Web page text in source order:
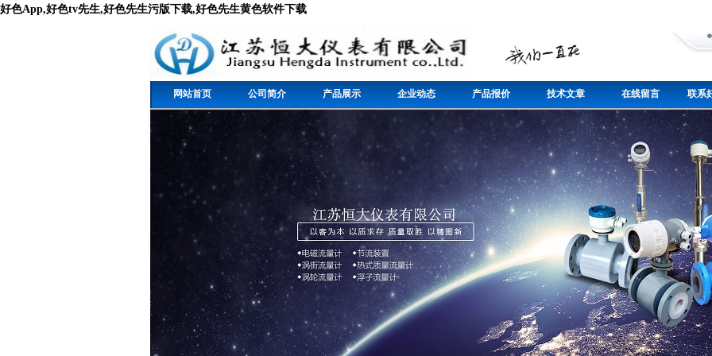
好色App,好色tv先生,好色先生污版下载,好色先生黄色软件下载
网站首页 公司简介 产品展示 企业动态 产品报价 技术文章 在线留言 联系